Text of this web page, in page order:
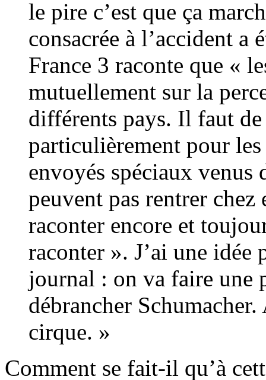
le pire c’est que ça
consacrée à l’accident
France 3 raconte que «
mutuellement sur la
différents pays. Il faut de
particulièrement pour
envoyés spéciaux venus
peuvent pas rentrer
raconter encore et
raconter ». J’ai une
journal : on va faire une
débrancher
cirque. »
Comment se fait-il qu’à